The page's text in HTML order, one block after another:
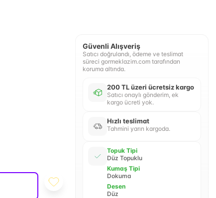
Güvenli Alışveriş
Satıcı doğrulandı, ödeme ve teslimat
süreci gormeklazim.com tarafından
koruma altında.
200 TL üzeri ücretsiz kargo
Satıcı onaylı gönderim, ek
kargo ücreti yok.
Hızlı teslimat
Tahmini yarın kargoda.
Topuk Tipi
Düz Topuklu
Kumaş Tipi
Dokuma
Desen
Düz